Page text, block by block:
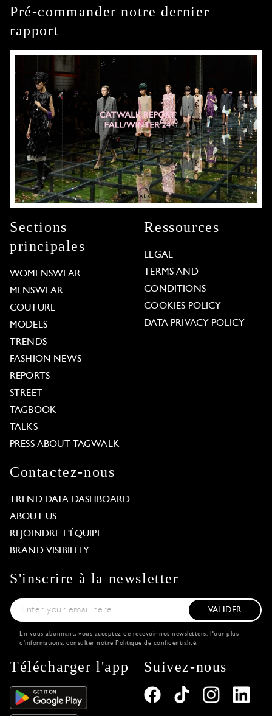
Pré-commander notre dernier
rapport
Sections
principales
WOMENSWEAR
MENSWEAR
COUTURE
MODELS
TRENDS
FASHION NEWS
REPORTS
STREET
TAGBOOK
TALKS
PRESS ABOUT TAGWALK
Ressources
LEGAL
TERMS AND
CONDITIONS
COOKIES POLICY
DATA PRIVACY POLICY
Contactez-nous
TREND DATA DASHBOARD
ABOUT US
REJOINDRE L'ÉQUIPE
BRAND VISIBILITY
S'inscrire à la newsletter
VALIDER
En vous abonnant, vous acceptez de recevoir nos newsletters. Pour plus
d'informations, consulter notre Politique de confidentialité.
Télécharger l'app Suivez-nous